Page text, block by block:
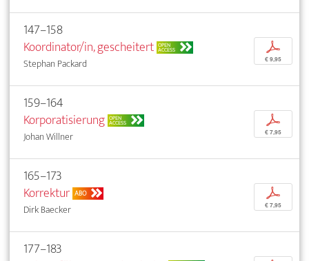
147–158
Koordinator/in, gescheitert OPEN
ACCESS
Stephan Packard
p
€ 9,95
159–164
Korporatisierung OPEN
ACCESS
Johan Willner
p
€ 7,95
165–173
Korrektur ABO
Dirk Baecker
p
€ 7,95
177–183